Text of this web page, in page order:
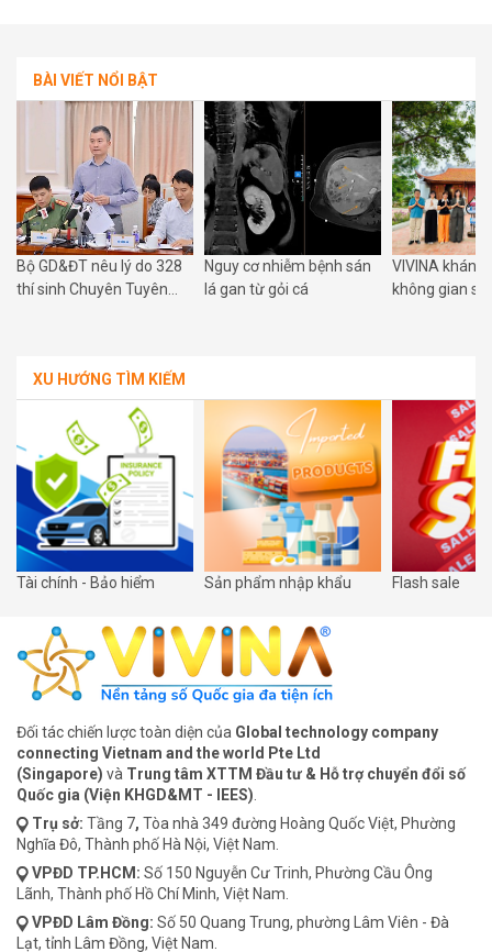
BÀI VIẾT NỔI BẬT
Bộ GD&ĐT nêu lý do 328
thí sinh Chuyên Tuyên
Nguy cơ nhiễm bệnh sán
lá gan từ gỏi cá
VIVINA khánh
không gian số
XU HƯỚNG TÌM KIẾM
Tài chính - Bảo hiểm Sản phẩm nhập khẩu Flash sale
Đối tác chiến lược toàn diện của Global technology company
connecting Vietnam and the world Pte Ltd
(Singapore) và Trung tâm XTTM Đầu tư & Hỗ trợ chuyển đổi số
Quốc gia (Viện KHGD&MT - IEES)
Trụ sở: Tầng 7, Tòa nhà 349 đường Hoàng Quốc Việt, Phường
Nghĩa Đô, Thành phố Hà Nội, Việt Nam.
VPĐD TP.HCM: Số 150 Nguyễn Cư Trinh, Phường Cầu Ông
Lãnh, Thành phố Hồ Chí Minh, Việt Nam.
VPĐD Lâm Đồng: Số 50 Quang Trung, phường Lâm Viên - Đà
Lạt, tỉnh Lâm Đồng, Việt Nam.